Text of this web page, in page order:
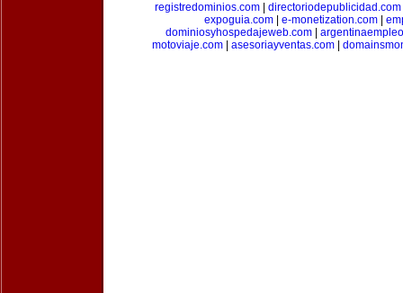
registredominios.com| directoriodepublicidad.com
expoguia.com| e-monetization.com|
dominiosyhospedajeweb.com
motoviaje.com
asesoriayventas.com